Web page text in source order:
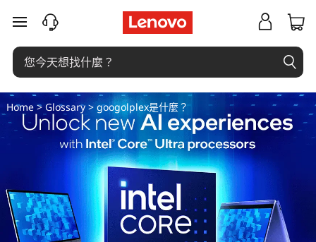
g
o
o
g
o
p
跳至主要內容
Home> Glossary> googolplex是什麼？